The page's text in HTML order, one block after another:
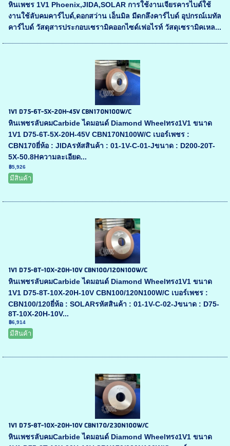
หินเพชร 1V1 Phoenix,JIDA,SOLAR การใช้งานเจียรคารไบด์ใช้
งานใช้ลับคมคาร์ไบด์,ดอกสว่าน เอ็นมิล มีดกลึงคาร์ไบด์ อุปกรณ์เมทัล
คาร์ไบด์ วัสดุสารประกอบเซรามิคออกไซด์เฟอไรท์ วัสดุเซรามิคเหล...
1V1 D75-6T-5X-20H-45V CBN170N100W/C
หินเพชรลับคมCarbide ไดมอนด์ Diamond Wheelทรง1V1 ขนาด
1V1 D75-6T-5X-20H-45V CBN170N100W/C เบอร์เพชร :
CBN170ยี่ห้อ : JIDAรหัสสินค้า : 01-1V-C-01-Jขนาด : D200-20T-
5X-50.8Hความละเอียด...
฿5,926
มีสินค้า
1V1 D75-8T-10X-20H-10V CBN100/120N100W/C
หินเพชรลับคมCarbide ไดมอนด์ Diamond Wheelทรง1V1 ขนาด
1V1 D75-8T-10X-20H-10V CBN100/120N100W/C เบอร์เพชร :
CBN100/120ยี่ห้อ : SOLARรหัสสินค้า : 01-1V-C-02-Jขนาด : D75-
8T-10X-20H-10V...
฿6,914
มีสินค้า
1V1 D75-8T-10X-20H-10V CBN170/230N100W/C
หินเพชรลับคมCarbide ไดมอนด์ Diamond Wheelทรง1V1 ขนาด